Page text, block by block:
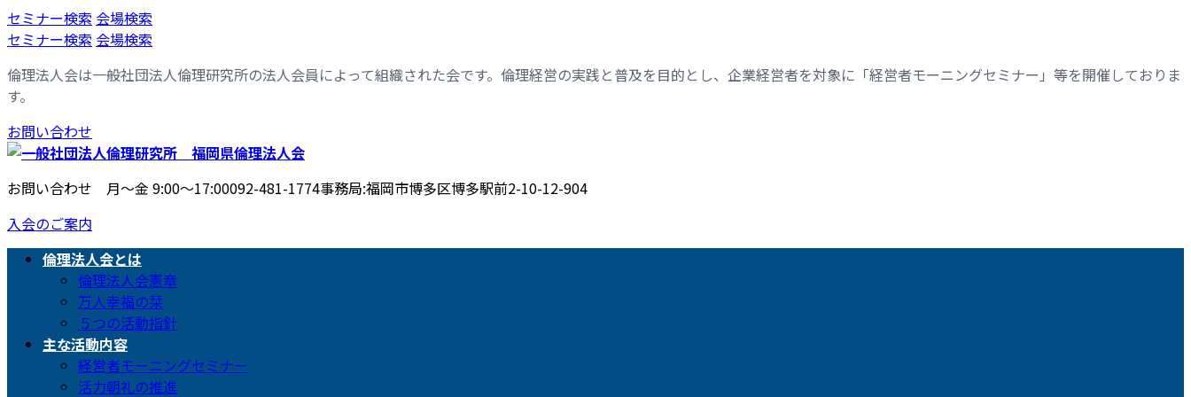
コ
ン
ン
ツ
へ
ス
ッ
ナ
ビ
ー
シ
ョ
ン
移
セミナー検索 会場検索
セミナー検索 会場検索
倫理法人会は一般社団法人倫理研究所の法人会員によって組織された会です。倫理経営の実践と普及を目的とし、企業経営者を対象に「経営者モーニングセミナー」等を開催しておりま
す。
お問い合わせ
お問い合わせ 月〜金 9:00〜17:00092-481-1774事務局:福岡市博多区博多駅前2-10-12-904
入会のご案内
倫理法人会とは
倫理法人会憲章
万人幸福の栞
５つの活動指針
主な活動内容
経営者モーニングセミナー
活力朝礼の推進